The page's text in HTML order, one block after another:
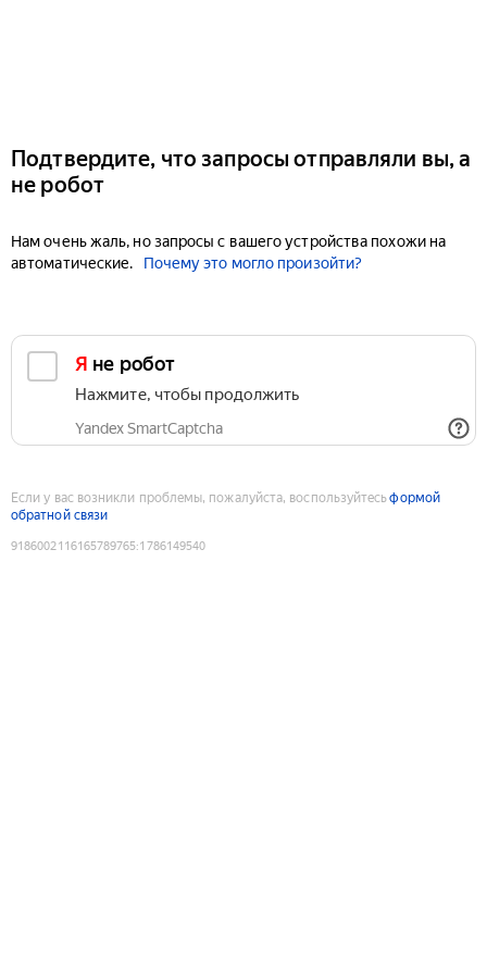
Подтвердите, что запросы отправляли вы, а
не робот
Нам очень жаль, но запросы с вашего устройства похожи на
автоматические.
Почему это могло произойти?
Я не робот
Нажмите, чтобы продолжить
Yandex SmartCaptcha
Если у вас возникли проблемы, пожалуйста, воспользуйтесьформой
обратной связи
9186002116165789765:1786149540